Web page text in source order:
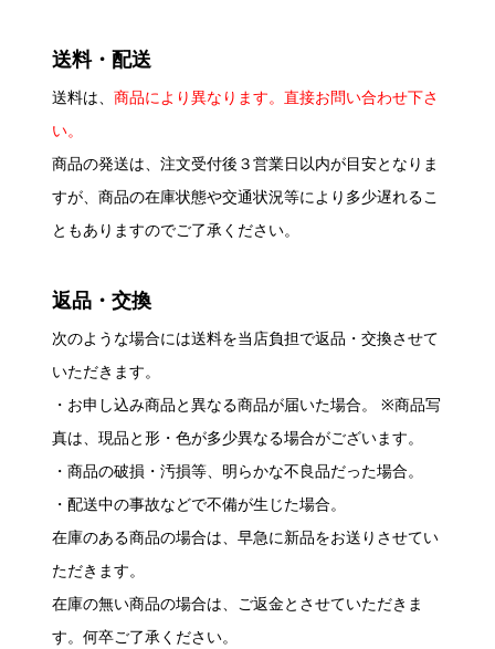
送料・配送
送料は、商品により異なります。直接お問い合わせ下さ
い。
商品の発送は、注文受付後３営業日以内が目安となりま
すが、商品の在庫状態や交通状況等により多少遅れるこ
ともありますのでご了承ください。
返品・交換
次のような場合には送料を当店負担で返品・交換させて
いただきます。
・お申し込み商品と異なる商品が届いた場合。 ※商品写
真は、現品と形・色が多少異なる場合がございます。
・商品の破損・汚損等、明らかな不良品だった場合。
・配送中の事故などで不備が生じた場合。
在庫のある商品の場合は、早急に新品をお送りさせてい
ただきます。
在庫の無い商品の場合は、ご返金とさせていただきま
す。何卒ご了承ください。